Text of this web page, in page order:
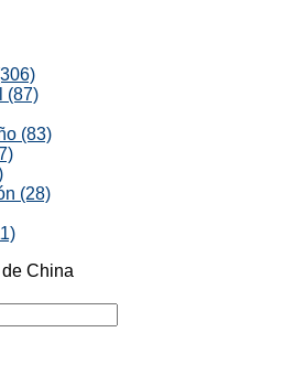
(87)
(83)
(28)
China